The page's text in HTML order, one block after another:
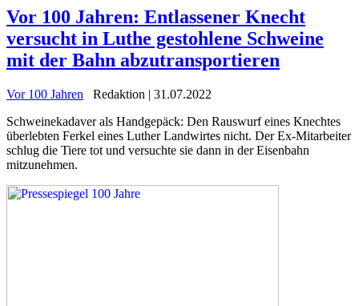
Vor 100 Jahren: Entlassener Knecht
versucht in Luthe gestohlene Schweine
mit der Bahn abzutransportieren
Vor 100 Jahren
Redaktion | 31.07.2022
Schweinekadaver als Handgepäck: Den Rauswurf eines Knechtes
überlebten Ferkel eines Luther Landwirtes nicht. Der Ex-Mitarbeiter
schlug die Tiere tot und versuchte sie dann in der Eisenbahn
mitzunehmen.